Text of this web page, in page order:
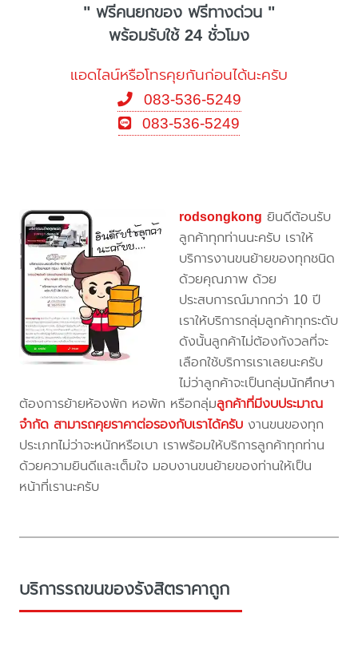
" ฟรีคนยกของ ฟรีทางด่วน "
พร้อมรับใช้ 24 ชั่วโมง
แอดไลน์หรือโทรคุยกันก่อนได้นะครับ
083-536-5249
083-536-5249
rodsongkong ยินดีต้อนรับ
ลูกค้าทุกท่านนะครับ เราให้
บริการงานขนย้ายของทุกชนิด
ด้วยคุณภาพ ด้วย
ประสบการณ์มากกว่า 10 ปี
เราให้บริการกลุ่มลูกค้าทุกระดับ
ดังนั้นลูกค้าไม่ต้องกังวลที่จะ
เลือกใช้บริการเราเลยนะครับ
ไม่ว่าลูกค้าจะเป็นกลุ่มนักศึกษา
ต้องการย้ายห้องพัก หอพัก หรือกลุ่มลูกค้าที่มีงบประมาณ
จำกัด สามารถคุยราคาต่อรองกับเราได้ครับ งานขนของทุก
ประเภทไม่ว่าจะหนักหรือเบา เราพร้อมให้บริการลูกค้าทุกท่าน
ด้วยความยินดีและเต็มใจ มอบงานขนย้ายของท่านให้เป็น
หน้าที่เรานะครับ
บริการรถขนของรังสิตราคาถูก